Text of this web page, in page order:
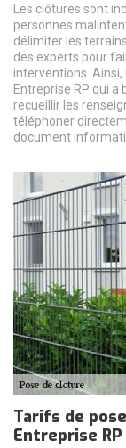
Les clôtures sont
personnes
délimiter les
des experts pour
interventions.
Entreprise RP qui
recueillir les
téléphoner
document
Tarifs de
Entreprise